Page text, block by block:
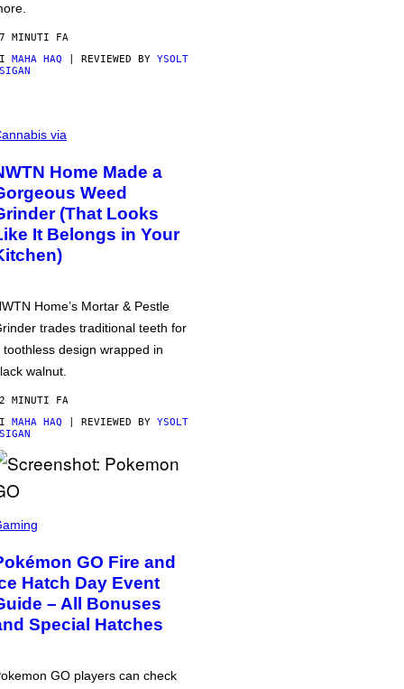
MINUTI FA
MAHA HAQ | REVIEWED BY YSOLT
via
Home Made a
Weed
(That Looks
It Belongs in Your
Home’s Mortar & Pestle
trades traditional teeth for
toothless design wrapped in
walnut.
MINUTI FA
MAHA HAQ | REVIEWED BY YSOLT
GO Fire and
Hatch Day Event
– All Bonuses
Special Hatches
GO players can check